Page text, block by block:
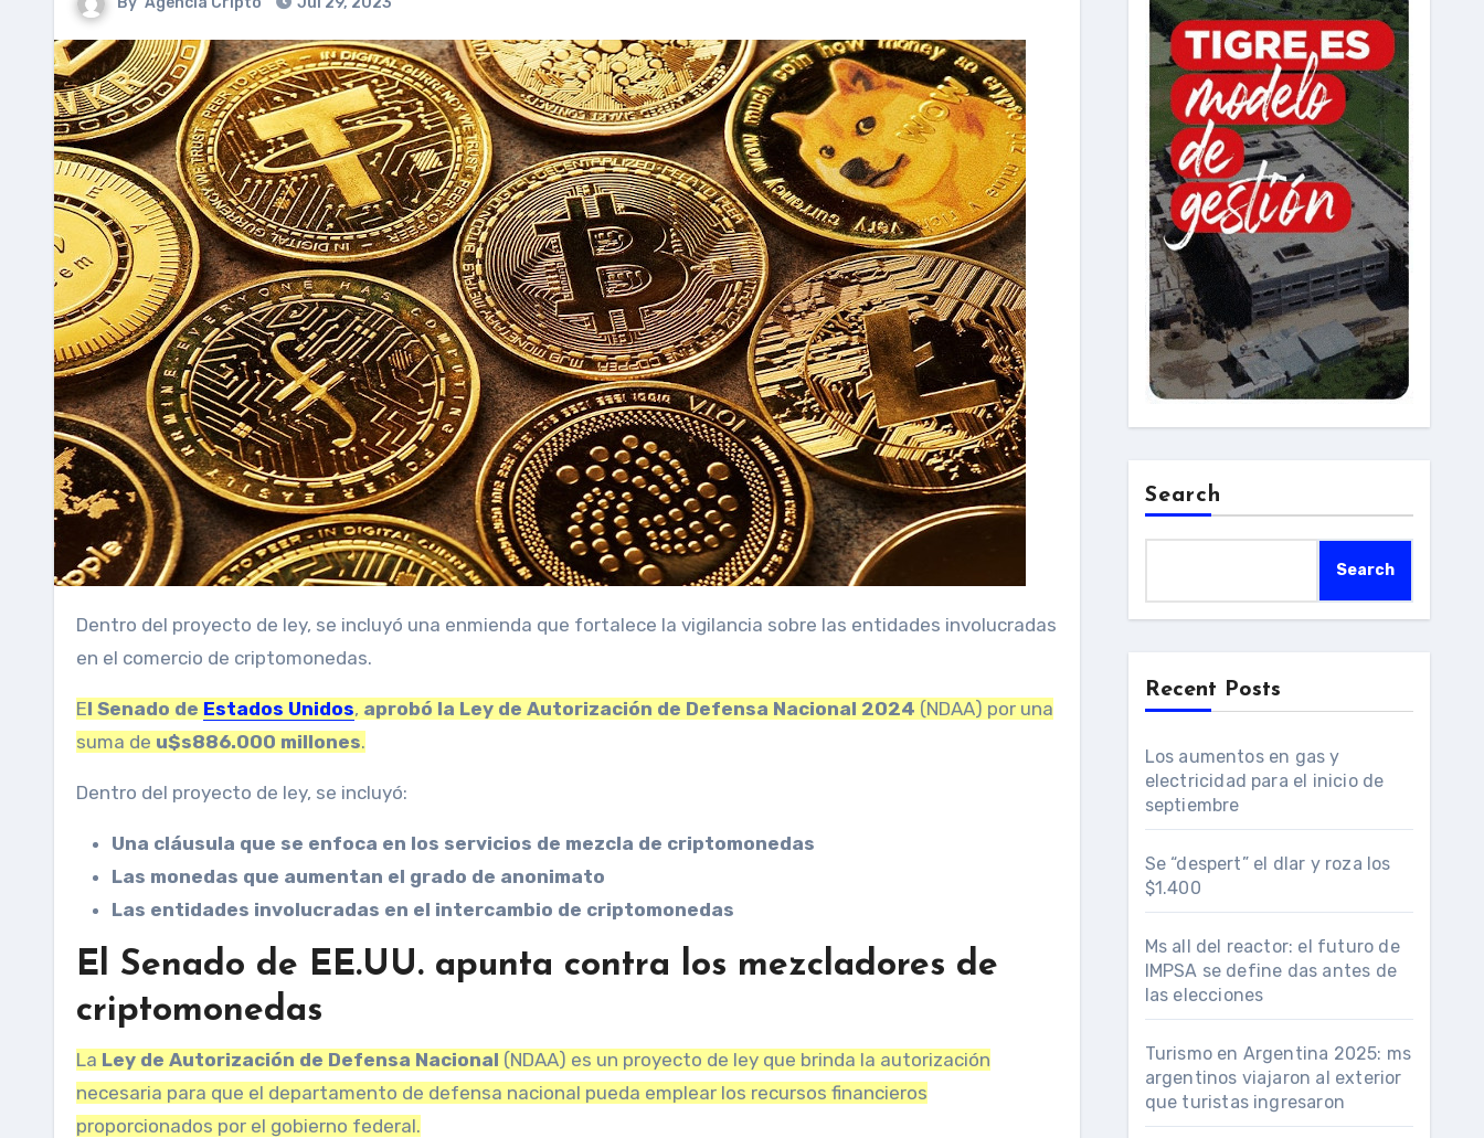
Dentro del proyecto de ley, se incluyó una enmienda que fortalece la vigilancia sobre las entidades involucradas
en el comercio de criptomonedas.
El Senado de Estados Unidos, aprobó la Ley de Autorización de Defensa Nacional 2024 (NDAA) por una
suma de u$s886.000 millones.
Dentro del proyecto de ley, se incluyó:
Una cláusula que se enfoca en los servicios de mezcla de criptomonedas
Las monedas que aumentan el grado de anonimato
Las entidades involucradas en el intercambio de criptomonedas
El Senado de EE.UU. apunta contra los mezcladores de
criptomonedas
La Ley de Autorización de Defensa Nacional (NDAA) es un proyecto de ley que brinda la autorización
necesaria para que el departamento de defensa nacional pueda emplear los recursos financieros
proporcionados por el gobierno federal.
Search
Search
Recent Posts
Los aumentos en gas y
electricidad para el inicio de
septiembre
Se “despert” el dlar y roza los
$1.400
Ms all del reactor: el futuro de
IMPSA se define das antes de
las elecciones
Turismo en Argentina 2025: ms
argentinos viajaron al exterior
que turistas ingresaron